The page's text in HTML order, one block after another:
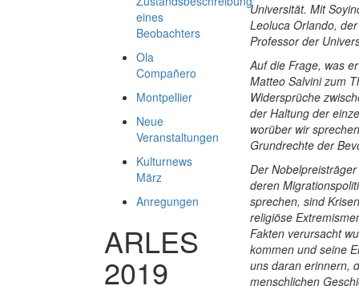
eines
Beobachters
Ola
Compañero
Montpellier
Neue
Veranstaltungen
Kulturnews
März
Anregungen
ARLES
2019
Universität. Mit
Leoluca Orlando,
Professor der
Auf die Frage, was
Matteo Salvini zum
Widersprüche
der Haltung der
worüber wir
Grundrechte der
Der
deren
sprechen, sind
religiöse
Fakten verursacht
kommen und seine
uns daran erinnern,
menschlichen